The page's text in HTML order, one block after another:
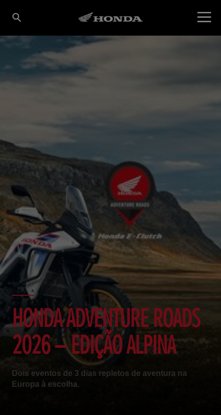
HONDA ADVENTURE ROADS
2026 – EDIÇÃO ALPINA
Dois eventos de 3 dias repletos de aventura na
Europa à escolha.